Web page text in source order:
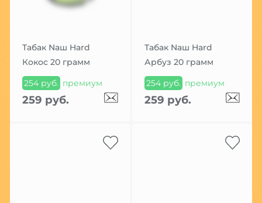
Табак Nаш Hard
Кокос 20 грамм
254 руб. премиум
259 руб.
Табак Nаш Hard
Арбуз 20 грамм
254 руб. премиум
259 руб.